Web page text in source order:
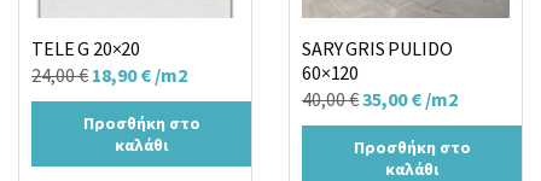
TELE G 20×20
24,00€ Original
price
was:
18,90€Η
τρέχουσα
τιμή
/m2
Προσθήκη στο
καλάθι
SARY GRIS PULIDO
60×120
40,00€Original
price
was:
35,00€Η
τρέχουσα
τιμή
/m2
Προσθήκη στο
καλάθι